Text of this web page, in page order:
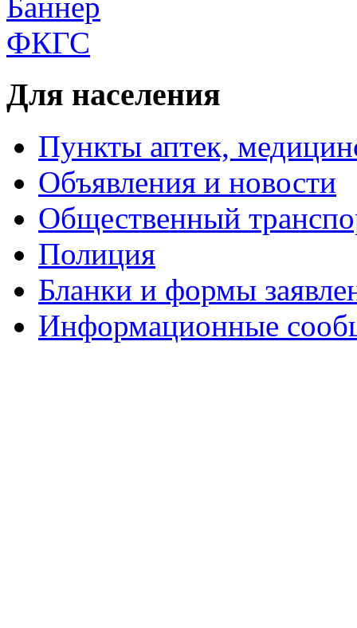
Для населения
Пункты аптек,
Объявления и новости
Общественный
Полиция
Бланки и формы
Информационные